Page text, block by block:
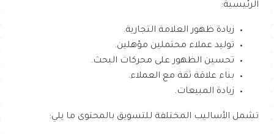
الرئيسية:
زيادة ظهور العلامة التجارية.
توليد عملاء محتملين مؤهلين.
تحسين الظهور على محركات البحث.
بناء علاقة ثقة مع العملاء.
زيادة المبيعات.
تشمل الأساليب المختلفة للتسويق بالمحتوى ما يلي: